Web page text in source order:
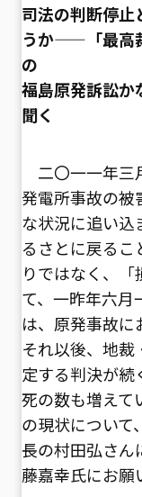
司法の判断停止
うか——「最高
の
福島原発訴訟か
聞く
二〇一一年三
発電所事故の被
な状況に追い込
るさとに戻る
りではなく、
て、一昨年六月
は、原発事故に
それ以後、地
定する判決が続
死の数も増えて
の現状について
長の村田弘さん
藤嘉幸氏にお願